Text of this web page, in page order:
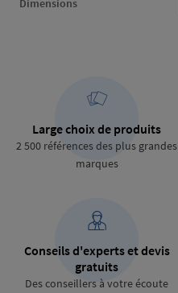
Dimensions
Large choix de produits
2 500 références des plus grandes
marques
Conseils d'experts et devis
gratuits
Des conseillers à votre écoute